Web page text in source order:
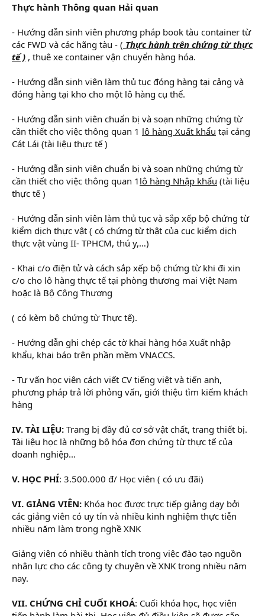
Thực hành Thông quan Hải quan
- Hướng dẫn sinh viên phương pháp book tàu container từ
các FWD và các hãng tàu - ( Thực hành trên chứng từ thực
tế ) , thuê xe container vận chuyển hàng hóa.
- Hướng dẫn sinh viên làm thủ tục đóng hàng tại cảng và
đóng hàng tại kho cho một lô hàng cụ thể.
- Hướng dẫn sinh viên chuẩn bị và soạn những chứng từ
cần thiết cho việc thông quan 1 lô hàng Xuất khẩu tại cảng
Cát Lái (tài liệu thực tế )
- Hướng dẫn sinh viên chuẩn bị và soạn những chứng từ
cần thiết cho việc thông quan 1 lô hàng Nhập khẩu (tài liệu
thực tế )
- Hướng dẫn sinh viên làm thủ tục và sắp xếp bộ chứng từ
kiểm dịch thực vật ( có chứng từ thật của cuc kiểm dịch
thực vật vùng II- TPHCM, thú y,…)
- Khai c/o điện tử và cách sắp xếp bộ chứng từ khi đi xin
c/o cho lô hàng thực tế tại phòng thương mai Việt Nam
hoặc là Bộ Công Thương
( có kèm bộ chứng từ Thực tế).
- Hướng dẫn ghi chép các tờ khai hàng hóa Xuất nhập
khẩu, khai báo trên phần mềm VNACCS.
- Tư vấn học viên cách viết CV tiếng việt và tiến anh,
phương pháp trả lời phỏng vấn, giới thiệu tìm kiếm khách
hàng
IV. TÀI LIỆU: Trang bị đầy đủ cơ sở vật chất, trang thiết bị.
Tài liệu học là những bộ hóa đơn chứng từ thực tế của
doanh nghiệp...
V. HỌC PHÍ: 3.500.000 đ/ Học viên ( có ưu đãi)
VI. GIẢNG VIÊN: Khóa học được trực tiếp giảng dạy bởi
các giảng viên có uy tín và nhiều kinh nghiệm thực tiễn
nhiều năm làm trong nghề XNK
Giảng viên có nhiều thành tích trong việc đào tạo nguồn
nhân lực cho các công ty chuyên về XNK trong nhiều năm
nay.
VII. CHỨNG CHỈ CUỐI KHOÁ: Cuối khóa học, học viên